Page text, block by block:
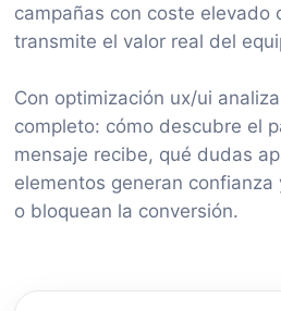
campañas con coste elevado
transmite el valor real del
Con optimización ux/ui
completo: cómo descubre el
mensaje recibe, qué dudas
elementos generan
o bloquean la conversión.